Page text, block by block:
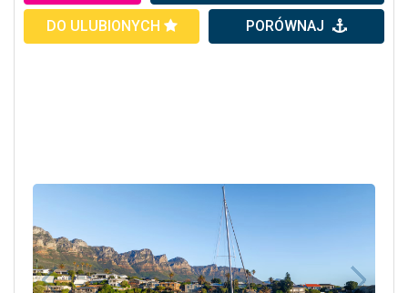
DO ULUBIONYCH PORÓWNAJ